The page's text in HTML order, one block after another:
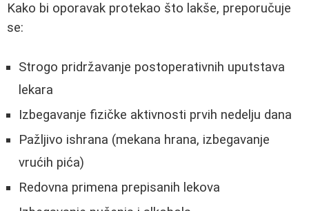
Kako bi oporavak protekao što lakše, preporučuje
se:
Strogo pridržavanje postoperativnih uputstava
lekara
Izbegavanje fizičke aktivnosti prvih nedelju dana
Pažljivo ishrana (mekana hrana, izbegavanje
vrućih pića)
Redovna primena prepisanih lekova